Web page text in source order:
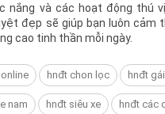
nắng và các hoạt động thú
đẹp sẽ giúp bạn luôn cảm
cao tinh thần mỗi ngày.
hnđt chon lọc hnđt
nam hnđt siêu xe hnđt các